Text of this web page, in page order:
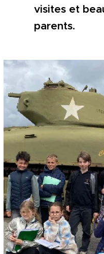
visites et
parents.